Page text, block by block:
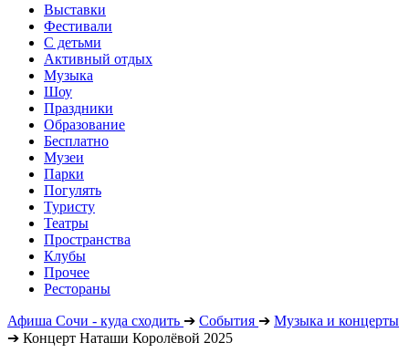
Выставки
Фестивали
С детьми
Активный отдых
Музыка
Шоу
Праздники
Образование
Бесплатно
Музеи
Парки
Погулять
Туристу
Театры
Пространства
Клубы
Прочее
Рестораны
Афиша Сочи - куда сходить ➔ События ➔ Музыка и концерты
➔ Концерт Наташи Королёвой 2025